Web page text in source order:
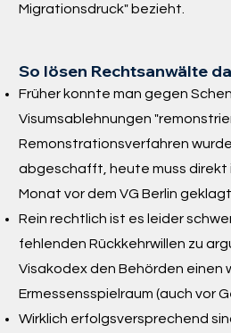
Migrationsdruck" bezieht.
So lösen Rechtsanwälte
Früher konnte man gegen
Visumsablehnungen
Remonstrationsverfahren
abgeschafft, heute muss direkt
Monat vor dem VG Berlin
Rein rechtlich ist es leider
fehlenden Rückkehrwillen zu
Visakodex den Behörden einen
Ermessensspielraum (auch vor
Wirklich erfolgsversprechend